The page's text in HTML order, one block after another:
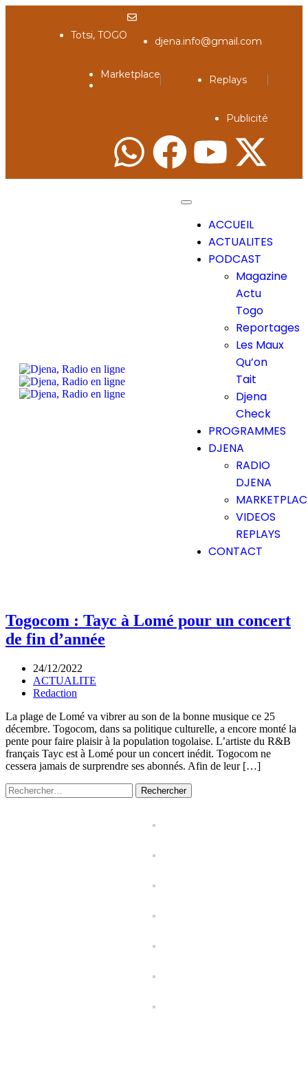
Totsi, TOGO djena.info@gmail.com
Marketplace Replays
Publicité
ACCUEIL
ACTUALITES
PODCAST
Magazine
Actu
Togo
Reportages
Les Maux
Qu’on
Tait
Djena
Check
PROGRAMMES
DJENA
RADIO
DJENA
VIDEOS
REPLAYS
CONTACT
Togocom : Tayc à Lomé pour un concert
de fin d’année
24/12/2022
ACTUALITE
Redaction
La plage de Lomé va vibrer au son de la bonne musique ce 25
décembre. Togocom, dans sa politique culturelle, a encore monté la
pente pour faire plaisir à la population togolaise. L’artiste du R&B
français Tayc est à Lomé pour un concert inédit. Togocom ne
cessera jamais de surprendre ses abonnés. Afin de leur […]